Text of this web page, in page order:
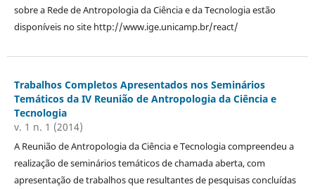
sobre a Rede de Antropologia da Ciência e da Tecnologia estão
disponíveis no site http://www.ige.unicamp.br/react/
Trabalhos Completos Apresentados nos Seminários
Temáticos da IV Reunião de Antropologia da Ciência e
Tecnologia
v. 1 n. 1 (2014)
A Reunião de Antropologia da Ciência e Tecnologia compreendeu a
realização de seminários temáticos de chamada aberta, com
apresentação de trabalhos que resultantes de pesquisas concluídas